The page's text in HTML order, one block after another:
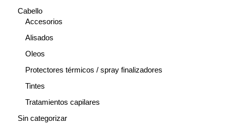
Cabello
Accesorios
Alisados
Oleos
Protectores térmicos / spray finalizadores
Tintes
Tratamientos capilares
Sin categorizar